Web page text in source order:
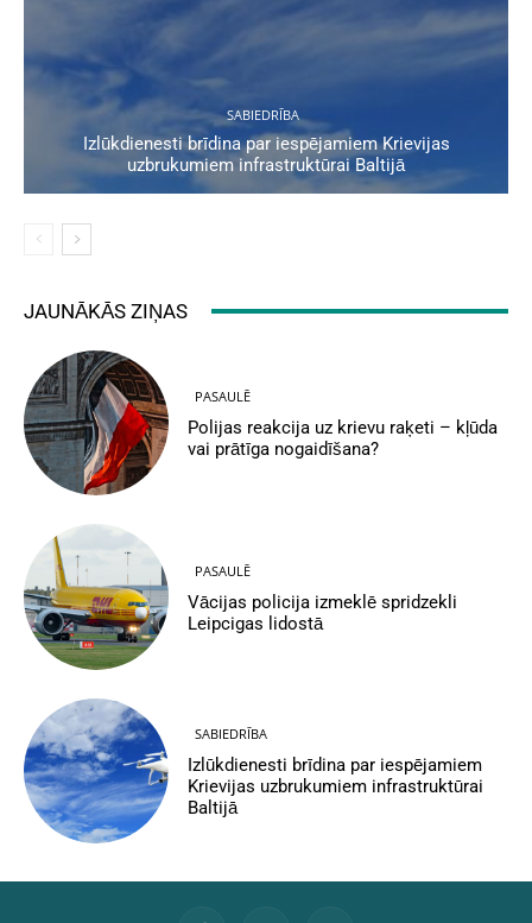
SABIEDRĪBA
Izlūkdienesti brīdina par iespējamiem Krievijas
uzbrukumiem infrastruktūrai Baltijā
JAUNĀKĀS ZIŅAS
PASAULĒ
Polijas reakcija uz krievu raķeti – kļūda
vai prātīga nogaidīšana?
PASAULĒ
Vācijas policija izmeklē spridzekli
Leipcigas lidostā
SABIEDRĪBA
Izlūkdienesti brīdina par iespējamiem
Krievijas uzbrukumiem infrastruktūrai
Baltijā